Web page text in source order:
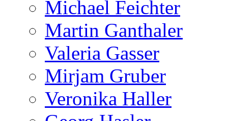
Michael Feichter
Martin Ganthaler
Valeria Gasser
Mirjam Gruber
Veronika Haller